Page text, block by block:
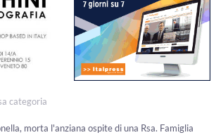
categoria
morta l'anziana ospite di una Rsa. Famiglia